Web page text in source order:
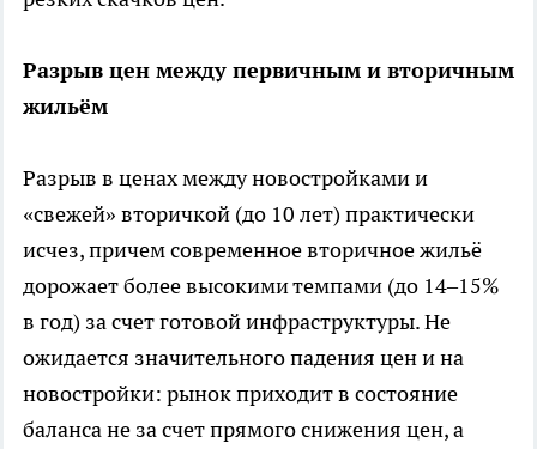
Разрыв цен между первичным и вторичным
жильём
Разрыв в ценах между новостройками и
«свежей» вторичкой (до 10 лет) практически
исчез, причем современное вторичное жильё
дорожает более высокими темпами (до 14–15%
в год) за счет готовой инфраструктуры. Не
ожидается значительного падения цен и на
новостройки: рынок приходит в состояние
баланса не за счет прямого снижения цен, а